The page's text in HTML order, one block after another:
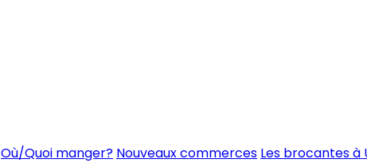
Où/Quoi manger? Nouveaux commerces Les brocantes à